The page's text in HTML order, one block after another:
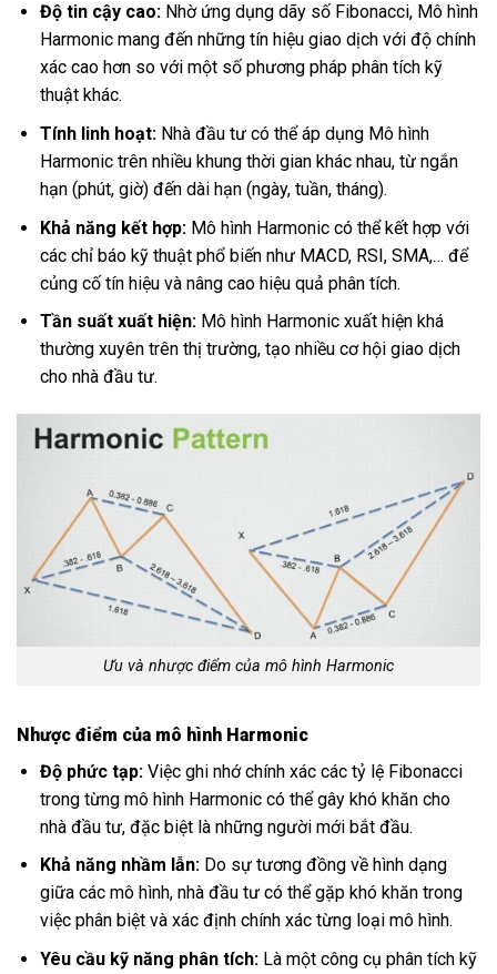
Độ tin cậy cao:Nhờ ứng dụng dãy số Fibonacci, Mô hình
Harmonic mang đến những tín hiệu giao dịch với độ chính
xác cao hơn so với một số phương pháp phân tích kỹ
thuật khác.
Tính linh hoạt:Nhà đầu tư có thể áp dụng Mô hình
Harmonic trên nhiều khung thời gian khác nhau, từ ngắn
hạn (phút, giờ) đến dài hạn (ngày, tuần, tháng).
Khả năng kết hợp:Mô hình Harmonic có thể kết hợp với
các chỉ báo kỹ thuật phổ biến như MACD, RSI, SMA,… để
củng cố tín hiệu và nâng cao hiệu quả phân tích.
Tần suất xuất hiện:Mô hình Harmonic xuất hiện khá
thường xuyên trên thị trường, tạo nhiều cơ hội giao dịch
cho nhà đầu tư.
Ưu và nhược điểm của mô hình Harmonic
Nhược điểm của mô hình Harmonic
Độ phức tạp:Việc ghi nhớ chính xác các tỷ lệ Fibonacci
trong từng mô hình Harmonic có thể gây khó khăn cho
nhà đầu tư, đặc biệt là những người mới bắt đầu.
Khả năng nhầm lẫn:Do sự tương đồng về hình dạng
giữa các mô hình, nhà đầu tư có thể gặp khó khăn trong
việc phân biệt và xác định chính xác từng loại mô hình.
Yêu cầu kỹ năng phân tích:Là một công cụ phân tích kỹ